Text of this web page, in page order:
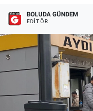
BOLUDA GÜNDEM
EDITÖR